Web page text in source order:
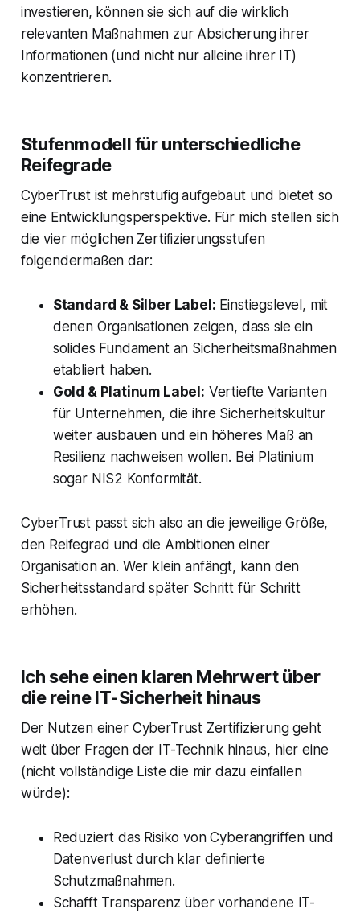
investieren, können sie sich auf die wirklich
relevanten Maßnahmen zur Absicherung ihrer
Informationen (und nicht nur alleine ihrer IT)
konzentrieren.
Stufenmodell für unterschiedliche
Reifegrade
CyberTrust ist mehrstufig aufgebaut und bietet so
eine Entwicklungsperspektive. Für mich stellen sich
die vier möglichen Zertifizierungsstufen
folgendermaßen dar:
Standard & Silber Label: Einstiegslevel, mit
denen Organisationen zeigen, dass sie ein
solides Fundament an Sicherheitsmaßnahmen
etabliert haben.
Gold & Platinum Label: Vertiefte Varianten
für Unternehmen, die ihre Sicherheitskultur
weiter ausbauen und ein höheres Maß an
Resilienz nachweisen wollen. Bei Platinium
sogar NIS2 Konformität.
CyberTrust passt sich also an die jeweilige Größe,
den Reifegrad und die Ambitionen einer
Organisation an. Wer klein anfängt, kann den
Sicherheitsstandard später Schritt für Schritt
erhöhen.
Ich sehe einen klaren Mehrwert über
die reine IT-Sicherheit hinaus
Der Nutzen einer CyberTrust Zertifizierung geht
weit über Fragen der IT-Technik hinaus, hier eine
(nicht vollständige Liste die mir dazu einfallen
würde):
Reduziert das Risiko von Cyberangriffen und
Datenverlust durch klar definierte
Schutzmaßnahmen.
Schafft Transparenz über vorhandene IT-